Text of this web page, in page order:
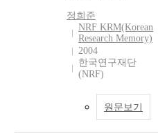
정희준
NRF KRM(Korean
Research Memory)
2004
한국연구재단
(NRF)
원문보기